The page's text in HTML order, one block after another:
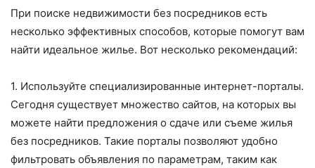
При поиске недвижимости без посредников есть
несколько эффективных способов, которые помогут вам
найти идеальное жилье. Вот несколько рекомендаций:
1. Используйте специализированные интернет-порталы.
Сегодня существует множество сайтов, на которых вы
можете найти предложения о сдаче или съеме жилья
без посредников. Такие порталы позволяют удобно
фильтровать объявления по параметрам, таким как